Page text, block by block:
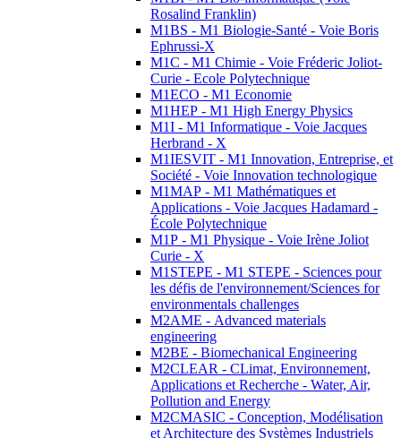
Rosalind Franklin)
M1BS - M1 Biologie-Santé - Voie Boris
Ephrussi-X
M1C - M1 Chimie - Voie Fréderic Joliot-
Curie - Ecole Polytechnique
M1ECO - M1 Economie
M1HEP - M1 High Energy Physics
M1I - M1 Informatique - Voie Jacques
Herbrand - X
M1IESVIT - M1 Innovation, Entreprise, et
Société - Voie Innovation technologique
M1MAP - M1 Mathématiques et
Applications - Voie Jacques Hadamard -
École Polytechnique
M1P - M1 Physique - Voie Irène Joliot
Curie - X
M1STEPE - M1 STEPE - Sciences pour
les défis de l'environnement/Sciences for
environmentals challenges
M2AME - Advanced materials
engineering
M2BE - Biomechanical Engineering
M2CLEAR - CLimat, Environnement,
Applications et Recherche - Water, Air,
Pollution and Energy
M2CMASIC - Conception, Modélisation
et Architecture des Systèmes Industriels